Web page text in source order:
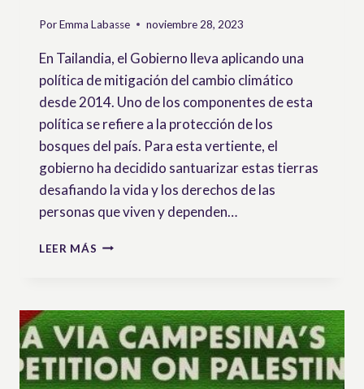
PorEmma Labasse noviembre 28, 2023
En Tailandia, el Gobierno lleva aplicando una
política de mitigación del cambio climático
desde 2014. Uno de los componentes de esta
política se refiere a la protección de los
bosques del país. Para esta vertiente, el
gobierno ha decidido santuarizar estas tierras
desafiando la vida y los derechos de las
personas que viven y dependen…
LEER MÁS EN
CRIMINALIZACIÓN
DE
COMUNIDADES
CAMPESINAS
Y